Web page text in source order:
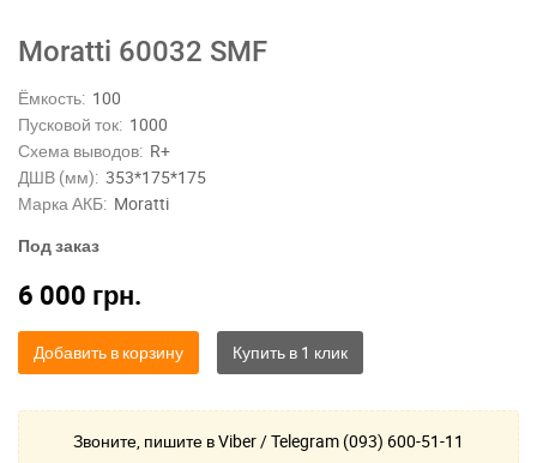
Moratti 60032 SMF
Ёмкость: 100
Пусковой ток: 1000
Схема выводов: R+
ДШВ (мм): 353*175*175
Марка АКБ: Moratti
Под заказ
6 000 грн.
Добавить в корзину
Звоните, пишите в Viber / Telegram (093) 600-51-11